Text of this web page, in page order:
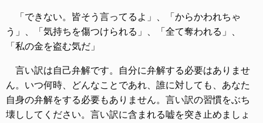
「できない。皆そう言ってるよ」、「からかわれちゃ
う」、「気持ちを傷つけられる」、「全て奪われる」、
「私の金を盗む気だ」
言い訳は自己弁解です。自分に弁解する必要はありませ
ん。いつ何時、どんなことであれ、誰に対しても、あなた
自身の弁解をする必要もありません。言い訳の習慣をぶち
壊ししてください。言い訳に含まれる嘘を突き止めましょ